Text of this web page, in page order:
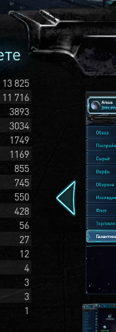
13 825
11 716
3893
3034
1749
1169
855
745
550
428
56
27
12
4
3
3
1